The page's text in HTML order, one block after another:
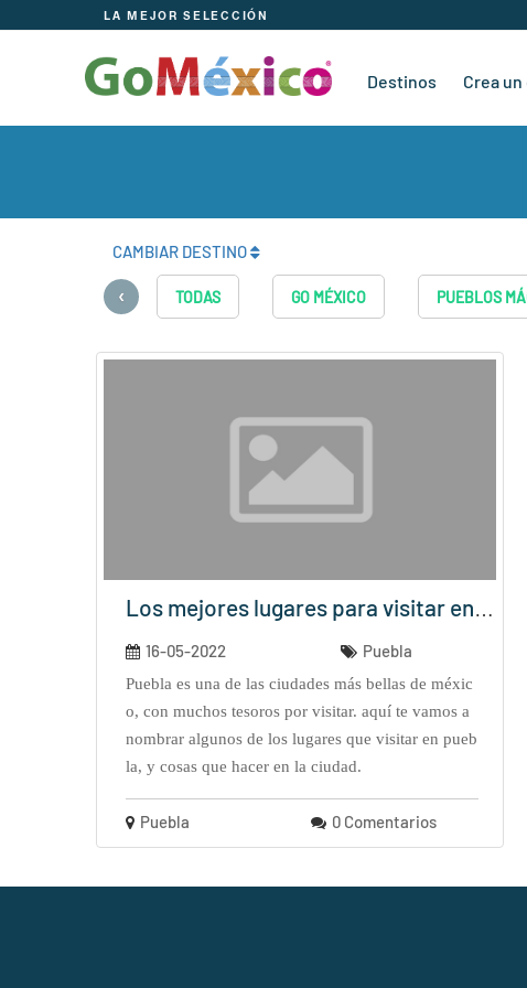
LA MEJOR SELECCIÓN
Destinos Crea
CAMBIAR DESTINO
TODAS GO MÉXICO PUEBLOS
‹
Los mejores lugares para visitar en ...
16-05-2022 Puebla
puebla es una de las ciudades más bellas de méxic
o, con muchos tesoros por visitar. aquí te vamos a
nombrar algunos de los lugares que visitar en pueb
la, y cosas que hacer en la ciudad.
Puebla 0 Comentarios